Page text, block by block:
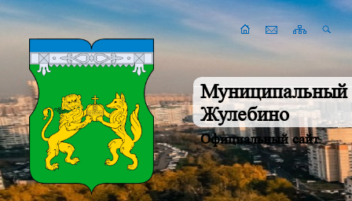
Муниципальный
Жулебино
Официальный сайт